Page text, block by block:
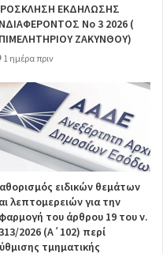
ΕΚΔΗΛΩΣΗΣ
Νο 3 2026 (
ΖΑΚΥΝΘΟΥ)
1 ημέρα πριν
ειδικών θεμάτων
λεπτομερειών για την
του άρθρου 19 του ν.
2026 (Α΄102) περί
τμηματικής